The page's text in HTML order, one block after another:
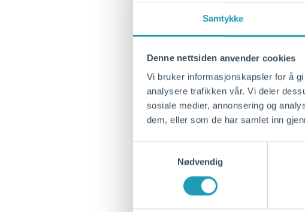
Samtykke
Denne nettsiden anvender cookies
Vi bruker informasjonskapsler for å
analysere trafikken vår. Vi deler
sosiale medier, annonsering og
dem, eller som de har samlet inn
Nødvendig
videre med mellom tre og
Disse er:
• Isachsen Anlegg AS
• NRC Norge AS
• Repstad Anlegg AS
• Risa AS
• TT Anlegg AS
– Vi er tilfredse med